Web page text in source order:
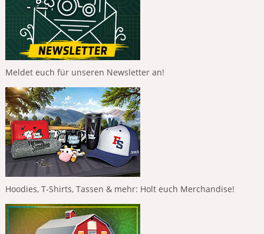
Meldet euch für unseren Newsletter an!
Hoodies, T-Shirts, Tassen & mehr: Holt euch Merchandise!